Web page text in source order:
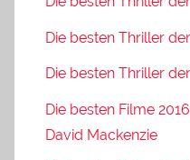
Die besten Thriller
Die besten Thriller
Die besten Filme
David Mackenzie